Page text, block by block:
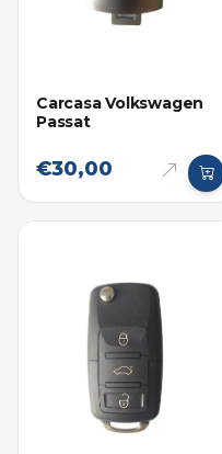
Carcasa Volkswagen
Passat
€30,00